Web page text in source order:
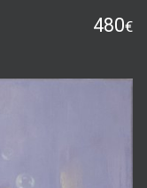
480€